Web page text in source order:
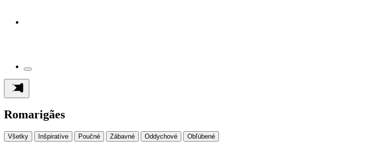
Romarigães
Všetky Inšpiratíve Poučné Zábavné Oddychové Obľúbené